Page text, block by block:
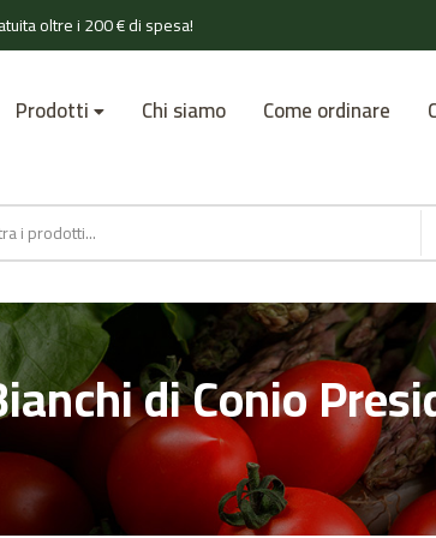
oltre i 200 € di spesa!
Prodotti Chi siamo Come ordinare
di Conio